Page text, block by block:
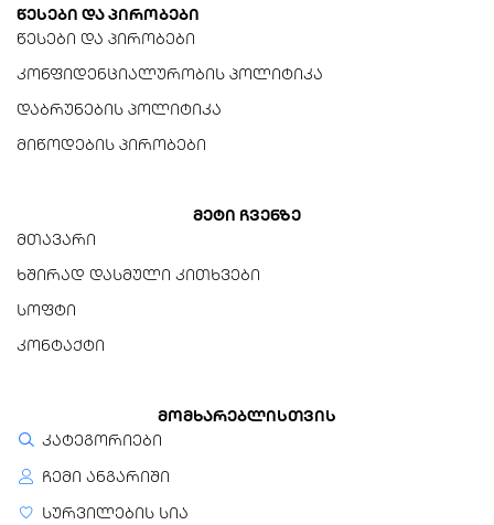
წესები და პირობები
წესები და პირობები
კონფიდენციალურობის პოლიტიკა
დაბრუნების პოლიტიკა
მიწოდების პირობები
მეტი ჩვენზე
მთავარი
ხშირად დასმული კითხვები
სოფტი
კონტაქტი
მომხარებლისთვის
კატეგორიები
ჩემი ანგარიში
სურვილების სია